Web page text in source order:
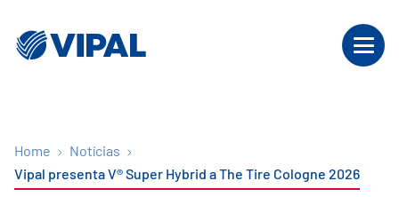
Home
Notícias
Vipal presenta V® Super Hybrid a The Tire Cologne 2026